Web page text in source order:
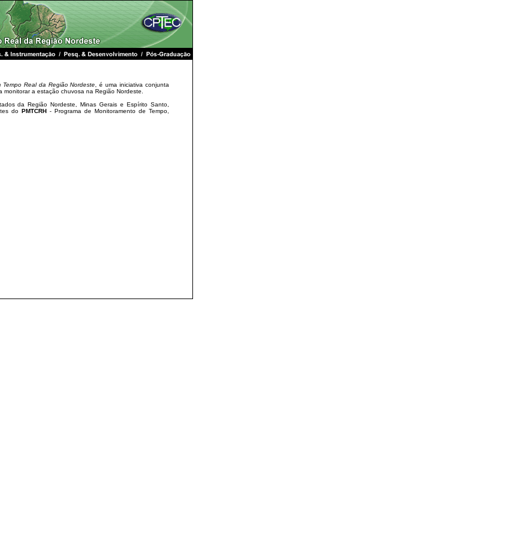
Tempo Real da Região Nordeste , é uma iniciativa conjunta
monitorar a estação chuvosa na Região Nordeste.
da Região Nordeste, Minas Gerais e Espírito Santo,
do PMTCRH- Programa de Monitoramento de Tempo,